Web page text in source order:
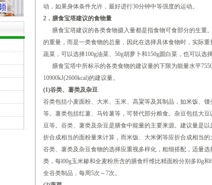
动，如果身体条件允许，最好进行30分钟中等强度的运动。
2．膳食宝塔建议的食物量
膳食宝塔建议的各类食物摄入量都是指食物可食部分的生重
的重量，而是一类食物的总量，因此在选择具体食物时，实际
蔬菜，可以选择100g油菜、50g胡萝卜和150g圆白菜，也可以选择
膳食宝塔中所标示的各类食物的建议量的下限为能量水平
10900kJ(2600kcal)的建议量。
(1)谷类、薯类及杂豆
谷类包括小麦面粉、大米、玉米、高粱等及其制品，如米饭、
等。薯类包括红薯、马铃薯等，可替代部分粮食。杂豆包括大
豆等。谷类、薯类及杂豆是膳食中能量的主要来源。建议量是
折合成相当的面粉量来计算，而米饭、大米粥等应折合成相当的
谷类、薯类及杂豆食物的选择应重视多样化，粗细搭配，适量
类，每l00g玉米糁和全麦粉所含的膳食纤维比精面粉分别多l0g
全谷类制品，每周5次～7次。